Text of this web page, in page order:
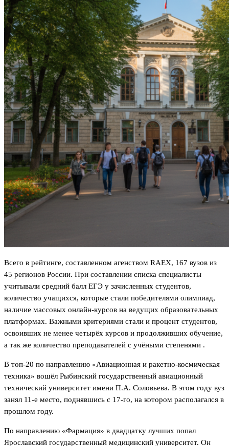
Всего в рейтинге, составленном агенством RAEX, 167 вузов из
45 регионов России. При составлении списка специалисты
учитывали средний балл ЕГЭ у зачисленных студентов,
количество учащихся, которые стали победителями олимпиад,
наличие массовых онлайн-курсов на ведущих образовательных
платформах. Важными критериями стали и процент студентов,
освоивших не менее четырёх курсов и продолживших обучение,
а так же количество преподавателей с учёными степенями .
В топ-20 по направлению «Авиационная и ракетно-космическая
техника» вошёл Рыбинский государственный авиационный
технический университет имени П.А. Соловьева. В этом году вуз
занял 11-е место, поднявшись с 17-го, на котором располагался в
прошлом году.
По направлению «Фармация» в двадцатку лучших попал
Ярославский государственный медицинский университет. Он